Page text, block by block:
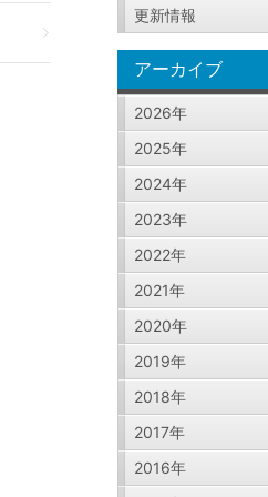
更新情報
アーカイブ
2026年
2025年
2024年
2023年
2022年
2021年
2020年
2019年
2018年
2017年
2016年